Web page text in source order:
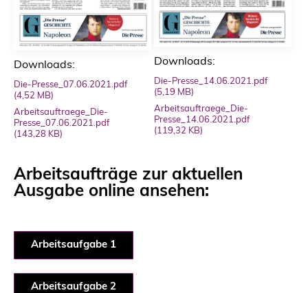
Downloads:
Die-Presse_14.06.2021.pdf
(5,19 MB)
Arbeitsauftraege_Die-
Presse_14.06.2021.pdf
(119,32 KB)
Downloads:
Die-Presse_07.06.2021.pdf
(4,52 MB)
Arbeitsauftraege_Die-
Presse_07.06.2021.pdf
(143,28 KB)
Arbeitsaufträge zur aktuellen
Ausgabe online ansehen:
Arbeitsaufgabe 1
Arbeitsaufgabe 2